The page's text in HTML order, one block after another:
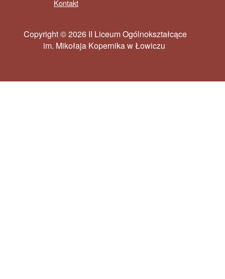
Kontakt
Copyright © 2026 II Liceum Ogólnokształcące
im. Mikołaja Kopernika w Łowiczu